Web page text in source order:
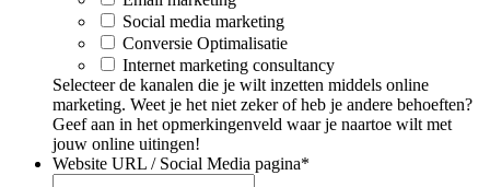
Social media marketing
Conversie Optimalisatie
Internet marketing consultancy
Selecteer de kanalen die je wilt inzetten middels online
marketing. Weet je het niet zeker of heb je andere behoeften?
Geef aan in het opmerkingenveld waar je naartoe wilt met
jouw online uitingen!
Website URL / Social Media pagina*